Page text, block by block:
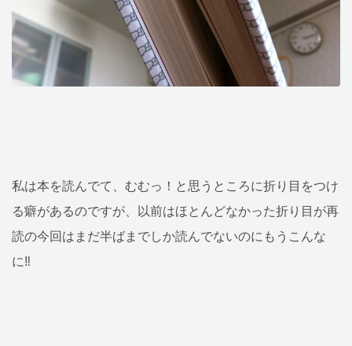
私は本を読んでて、むむっ！と思うところに折り目をつけ
る癖があるのですが、以前はほとんどなかった折り目が再
読の今回はまだ半ばまでしか読んでないのにもうこんな
に‼